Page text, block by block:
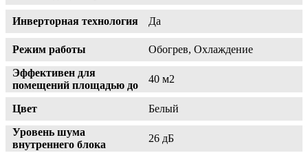
Инверторная технология Да
Режим работы
Обогрев, Охлаждение
Эффективен для
помещений площадью до
40 м2
Цвет
Белый
Уровень шума
внутреннего блока
26 дБ